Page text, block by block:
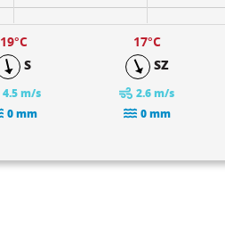
19°C
S
4.5 m/s
0 mm
17°C
SZ
2.6 m/s
0 mm